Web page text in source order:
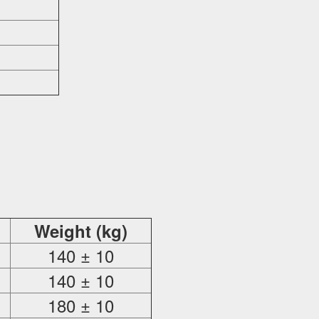
Weight (kg)
140 ± 10
140 ± 10
180 ± 10